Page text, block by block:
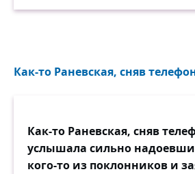
Как-то Раневская, сняв
Как-то Раневская, сняв
услышала сильно
кого-то из поклонников и